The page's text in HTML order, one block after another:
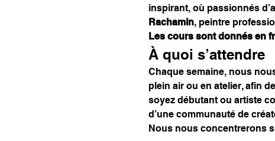
inspirant, où passionnés
Rachamin, peintre
Les cours sont donnés en
À quoi s’attendre
Chaque semaine, nous
plein air ou en atelier, afin
soyez débutant ou artiste
d’une communauté de
Nous nous concentrerons